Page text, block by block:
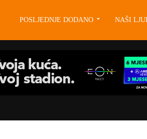
POSLJEDNJE DODANO NAŠI